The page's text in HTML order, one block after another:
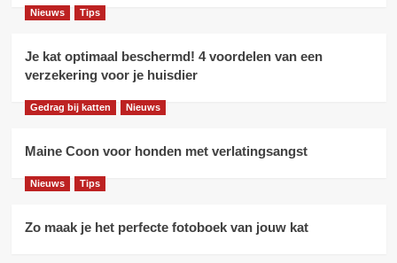
Nieuws Tips
Je kat optimaal beschermd! 4 voordelen van een
verzekering voor je huisdier
Gedrag bij katten Nieuws
Maine Coon voor honden met verlatingsangst
Nieuws Tips
Zo maak je het perfecte fotoboek van jouw kat